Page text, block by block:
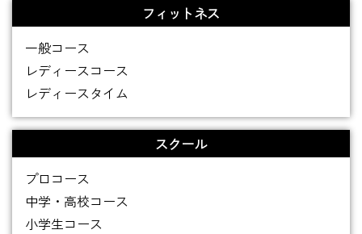
フィットネス
一般コース
レディースコース
レディースタイム
スクール
プロコース
中学・高校コース
小学生コース